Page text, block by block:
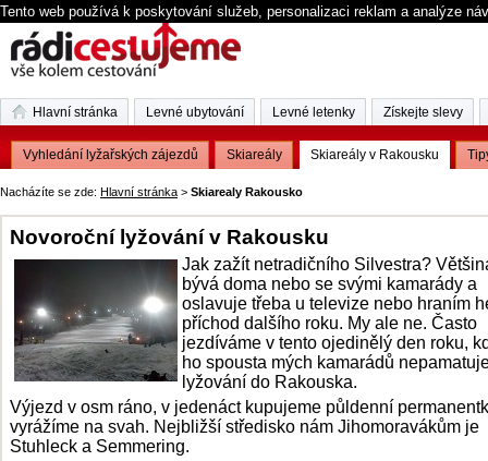
Tento web používá k poskytování služeb, personalizaci reklam a analýze
Nacházíte se zde: Hlavní stránka > Skiarealy Rakousko
Novoroční lyžování v Rakousku
Jak zažít netradičního Silvestra?
bývá doma nebo se svými kamarády a
oslavuje třeba u televize nebo hraním
příchod dalšího roku. My ale ne. Často
jezdíváme v tento ojedinělý den roku,
ho spousta mých kamarádů
lyžování do Rakouska.
Výjezd v osm ráno, v jedenáct kupujeme půldenní
vyrážíme na svah. Nejbližší středisko nám Jihomoravákům je
Stuhleck a Semmering.
Hlavní stránka Levné ubytování Levné letenky Získejte slevy
Vyhledání lyžařských zájezdů Skiareály Skiareály v Rakousku